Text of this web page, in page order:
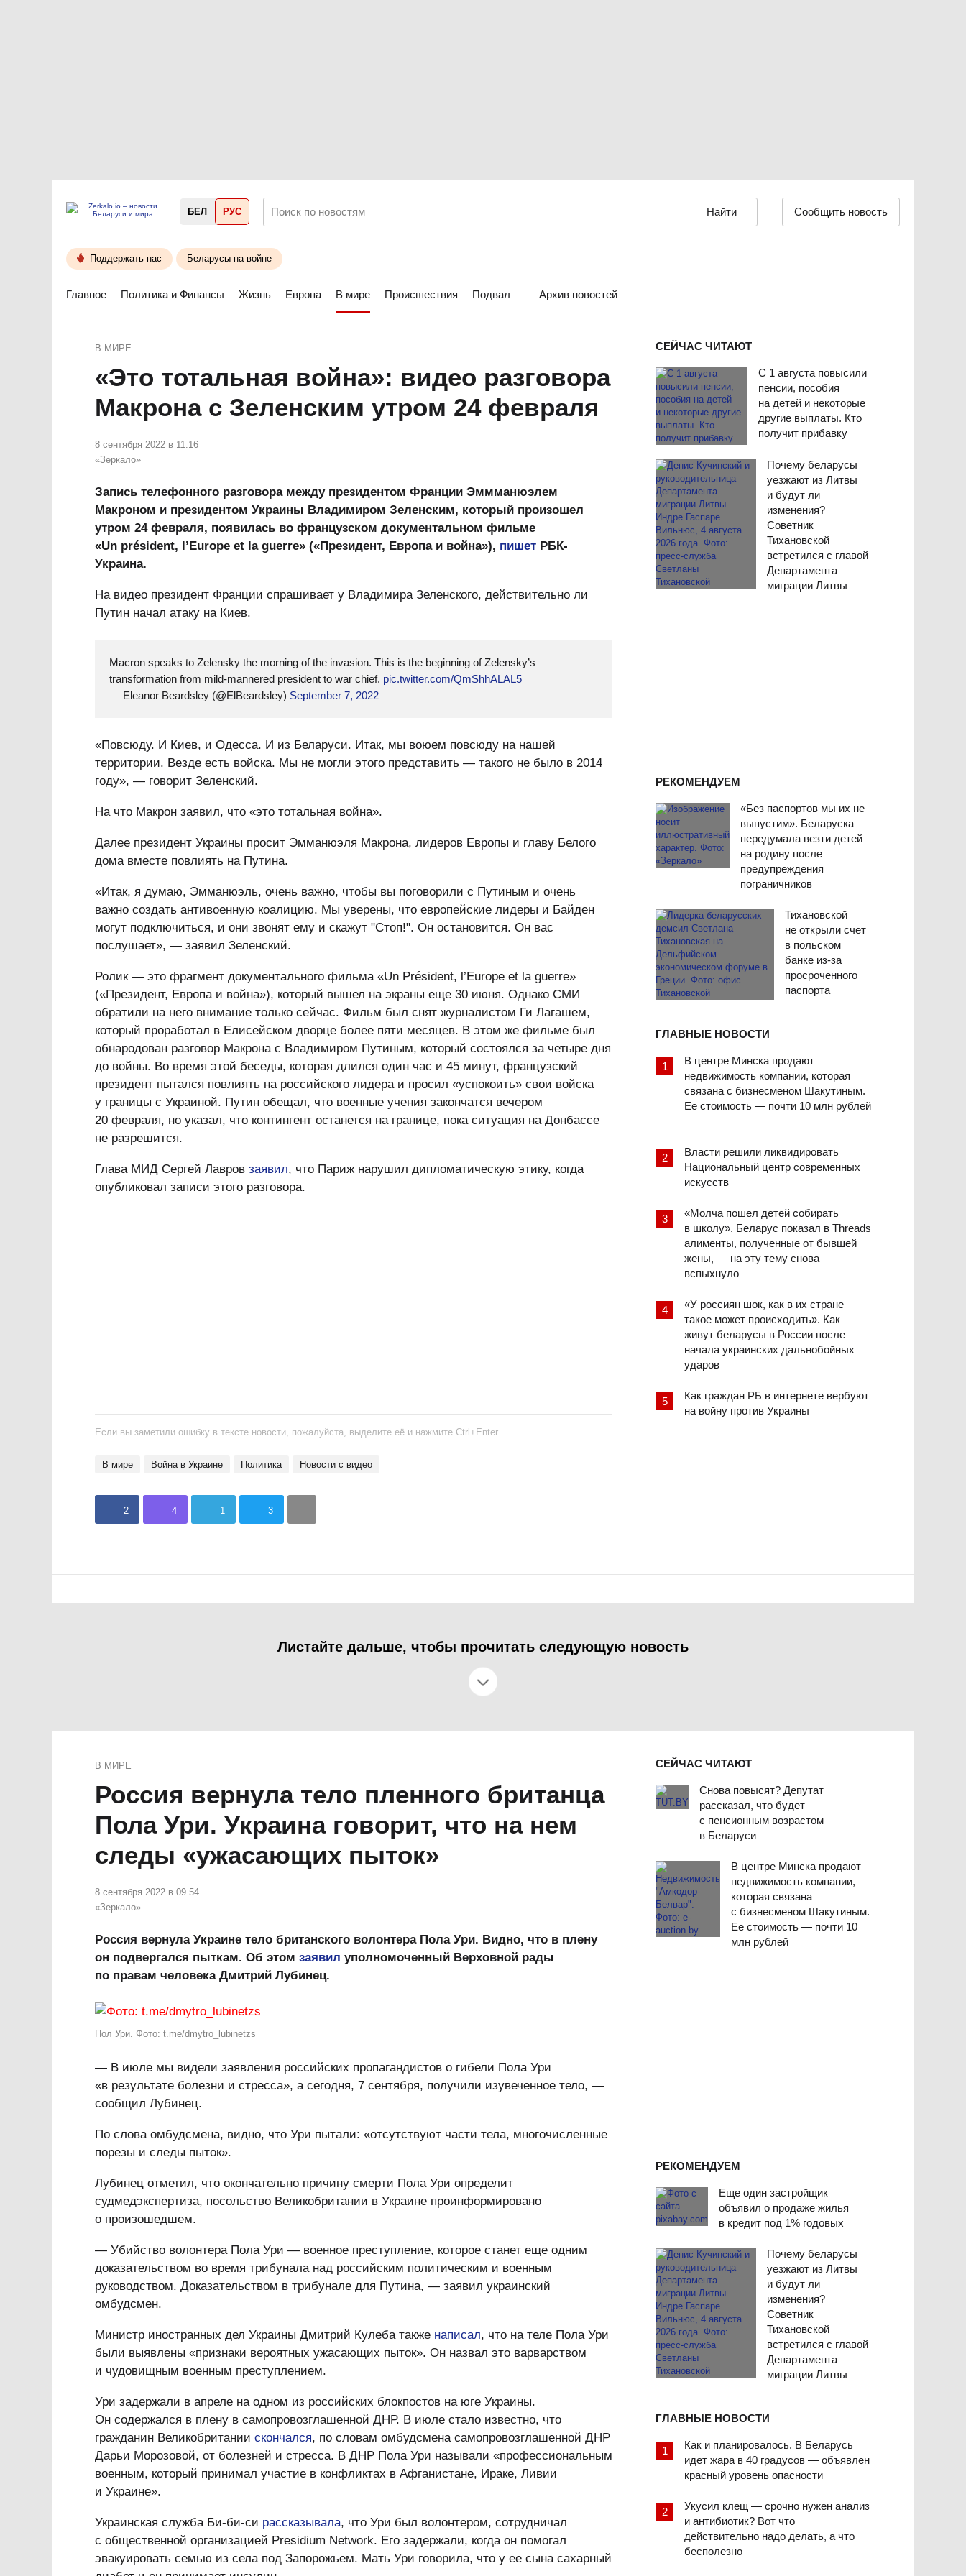
БЕЛ РУС Сообщить новость
Поддержать нас Беларусы на войне
Главное Политика и Финансы Жизнь Европа В мире Происшествия Подвал Архив новостей
СЕЙЧАС ЧИТАЮТ
С 1 августа повысили
пенсии, пособия
на детей и некоторые
другие выплаты. Кто
получит прибавку
Почему беларусы
уезжают из Литвы
и будут ли
изменения?
Советник
Тихановской
встретился с главой
Департамента
миграции Литвы
РЕКОМЕНДУЕМ
«Без паспортов мы их не
выпустим». Беларуска
передумала везти детей
на родину после
предупреждения
пограничников
Тихановской
не открыли счет
в польском
банке из-за
просроченного
паспорта
ГЛАВНЫЕ НОВОСТИ
В центре Минска продают
недвижимость компании, которая
связана с бизнесменом Шакутиным.
Ее стоимость — почти 10 млн рублей
Власти решили ликвидировать
Национальный центр современных
искусств
«Молча пошел детей собирать
в школу». Беларус показал в Threads
алименты, полученные от бывшей
жены, — на эту тему снова
вспыхнуло
«У россиян шок, как в их стране
такое может происходить». Как
живут беларусы в России после
начала украинских дальнобойных
ударов
Как граждан РБ в интернете вербуют
на войну против Украины
В МИРЕ
«Это тотальная война»: видео разговора
Макрона с Зеленским утром 24 февраля
8 сентября 2022 в 11.16
«Зеркало»
Запись телефонного разговора между президентом Франции Эммманюэлем
Макроном и президентом Украины Владимиром Зеленским, который произошел
утром 24 февраля, появилась во французском документальном фильме
«Un président, l’Europe et la guerre» («Президент, Европа и война»), пишет РБК-
Украина.
На видео президент Франции спрашивает у Владимира Зеленского, действительно ли
Путин начал атаку на Киев.
Macron speaks to Zelensky the morning of the invasion. This is the beginning of Zelensky’s
transformation from mild-mannered president to war chief. pic.twitter.com/QmShhALAL5
— Eleanor Beardsley (@ElBeardsley) September 7, 2022
«Повсюду. И Киев, и Одесса. И из Беларуси. Итак, мы воюем повсюду на нашей
территории. Везде есть войска. Мы не могли этого представить — такого не было в 2014
году», — говорит Зеленский.
На что Макрон заявил, что «это тотальная война».
Далее президент Украины просит Эмманюэля Макрона, лидеров Европы и главу Белого
дома вместе повлиять на Путина.
«Итак, я думаю, Эмманюэль, очень важно, чтобы вы поговорили с Путиным и очень
важно создать антивоенную коалицию. Мы уверены, что европейские лидеры и Байден
могут подключиться, и они звонят ему и скажут "Стоп!". Он остановится. Он вас
послушает», — заявил Зеленский.
Ролик — это фрагмент документального фильма «Un Président, l’Europe et la guerre»
(«Президент, Европа и война»), который вышел на экраны еще 30 июня. Однако СМИ
обратили на него внимание только сейчас. Фильм был снят журналистом Ги Лагашем,
который проработал в Елисейском дворце более пяти месяцев. В этом же фильме был
обнародован разговор Макрона с Владимиром Путиным, который состоялся за четыре дня
до войны. Во время этой беседы, которая длился один час и 45 минут, французский
президент пытался повлиять на российского лидера и просил «успокоить» свои войска
у границы с Украиной. Путин обещал, что военные учения закончатся вечером
20 февраля, но указал, что контингент останется на границе, пока ситуация на Донбассе
не разрешится.
Глава МИД Сергей Лавров заявил, что Париж нарушил дипломатическую этику, когда
опубликовал записи этого разговора.
Если вы заметили ошибку в тексте новости, пожалуйста, выделите её и нажмите Ctrl+Enter
В мире Война в Украине политика Новости с видео
2 4 1 3
Листайте дальше, чтобы прочитать следующую новость